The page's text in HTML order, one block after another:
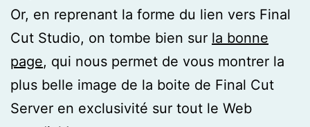
Or, en reprenant la forme du lien vers Final
Cut Studio, on tombe bien sur la bonne
page, qui nous permet de vous montrer la
plus belle image de la boite de Final Cut
Server en exclusivité sur tout le Web